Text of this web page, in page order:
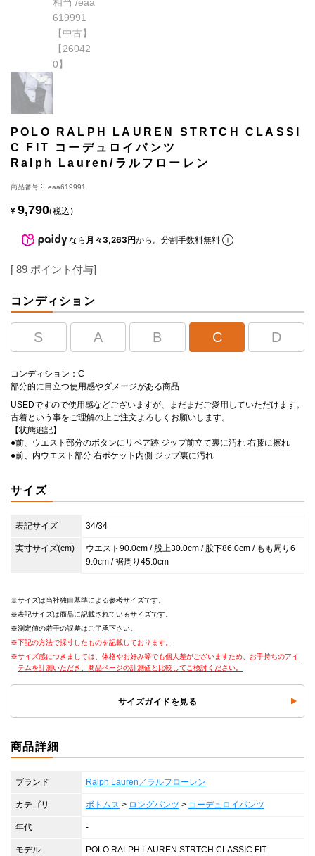
POLO RALPH LAUREN STRTCH CLASSI
C FIT コーデュロイパンツ
Ralph Lauren/ラルフローレン
商品番号 eaa619991
¥ 9,790 税込
なら 月々3,263円から。分割手数料無料
[ 89 ポイント付与]
コンディション
S A B C D
コンディション：C
部分的に目立つ使用感やダメージがある商品
USEDですので使用感などございますが、まだまだご愛用していただけます。
古着という事をご理解の上ご注文よろしくお願いします。
【状態追記】
●前、ウエスト部分のボタンにリペア跡 ジップ前立て裏に汚れ 右膝に擦れ
●前、内ウエスト部分 右ポケット内側 ジップ裏に汚れ
サイズ
表記サイズ 34/34
実寸サイズ(cm)
ウエスト90.0cm / 股上30.0cm / 股下86.0cm / もも周り6
9.0cm / 裾周り45.0cm
サイズは当社独自基準による参考サイズです。
表記サイズは商品に記載されているサイズです。
測定値の若干の誤差はご了承下さい。
下記の方法で採寸したものを記載しております。
サイズ感につきましては、体格やお好み等でも個人差がございますため、お手持ちのアイ
テムを計測いただき、商品ページの計測値と比較してご検討ください。
サイズガイドを見る
商品詳細
ブランド Ralph Lauren／ラルフローレン
カテゴリ ボトムス > ロングパンツ > コーデュロイパンツ
年代 -
モデル POLO RALPH LAUREN STRTCH CLASSIC FIT